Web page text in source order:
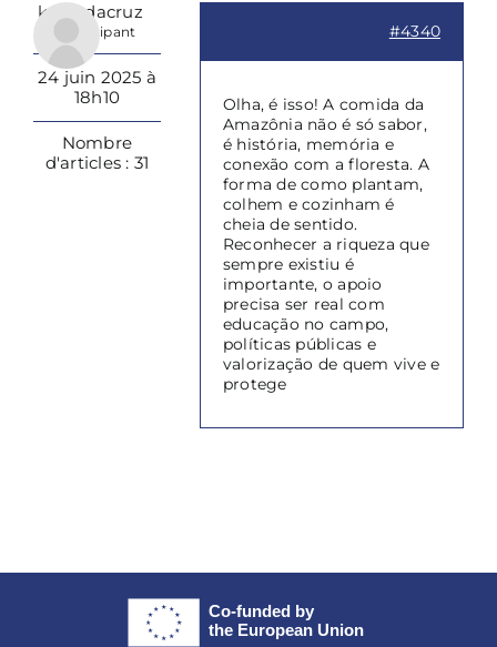
kcruzdacruz
Participant
24 juin 2025 à
18h10
Nombre
d'articles : 31
#4340
Olha, é isso! A comida da
Amazônia não é só sabor,
é história, memória e
conexão com a floresta. A
forma de como plantam,
colhem e cozinham é
cheia de sentido.
Reconhecer a riqueza que
sempre existiu é
importante, o apoio
precisa ser real com
educação no campo,
políticas públicas e
valorização de quem vive e
protege